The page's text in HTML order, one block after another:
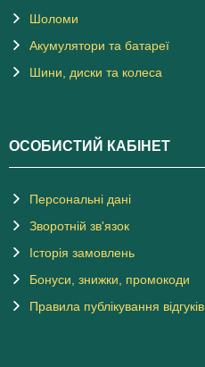
Шоломи
Акумулятори та батареї
Шини, диски та колеса
ОСОБИСТИЙ КАБІНЕТ
Персональні дані
Зворотній зв'язок
Історія замовлень
Бонуси, знижки, промокоди
Правила публікування відгуків